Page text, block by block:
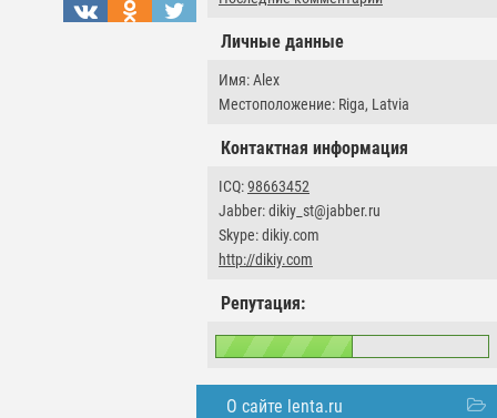
Личные данные
Имя: Alex
Местоположение: Riga, Latvia
Контактная информация
ICQ:98663452
Jabber: dikiy_st@jabber.ru
Skype: dikiy.com
http://dikiy.com
Репутация:
О сайте lenta.ru